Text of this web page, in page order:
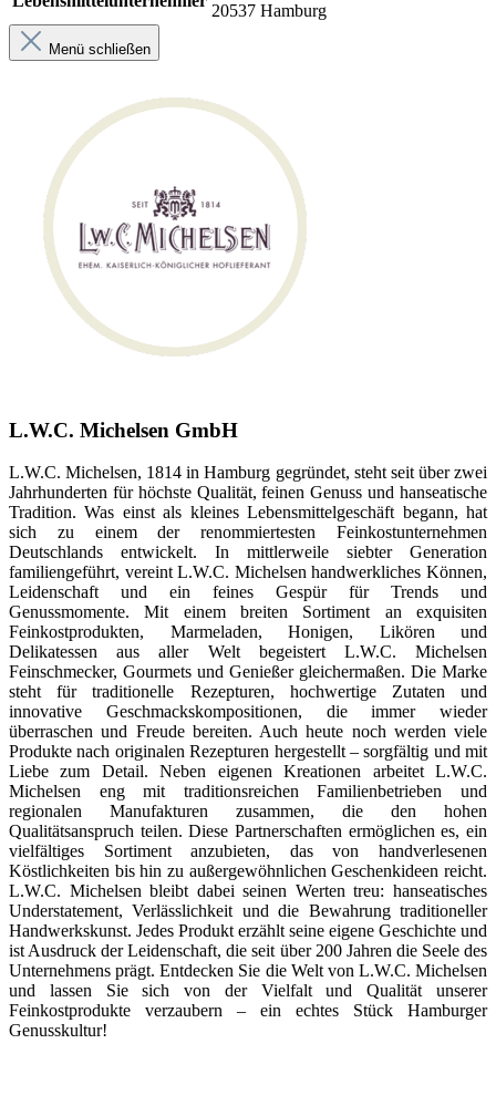
20537 Hamburg
Menü schließen
L.W.C. Michelsen GmbH
L.W.C. Michelsen, 1814 in Hamburg gegründet, steht seit über zwei
Jahrhunderten für höchste Qualität, feinen Genuss und hanseatische
Tradition. Was einst als kleines Lebensmittelgeschäft begann, hat
sich zu einem der renommiertesten Feinkostunternehmen
Deutschlands entwickelt. In mittlerweile siebter Generation
familiengeführt, vereint L.W.C. Michelsen handwerkliches Können,
Leidenschaft und ein feines Gespür für Trends und
Genussmomente. Mit einem breiten Sortiment an exquisiten
Feinkostprodukten, Marmeladen, Honigen, Likören und
Delikatessen aus aller Welt begeistert L.W.C. Michelsen
Feinschmecker, Gourmets und Genießer gleichermaßen. Die Marke
steht für traditionelle Rezepturen, hochwertige Zutaten und
innovative Geschmackskompositionen, die immer wieder
überraschen und Freude bereiten. Auch heute noch werden viele
Produkte nach originalen Rezepturen hergestellt – sorgfältig und mit
Liebe zum Detail. Neben eigenen Kreationen arbeitet L.W.C.
Michelsen eng mit traditionsreichen Familienbetrieben und
regionalen Manufakturen zusammen, die den hohen
Qualitätsanspruch teilen. Diese Partnerschaften ermöglichen es, ein
vielfältiges Sortiment anzubieten, das von handverlesenen
Köstlichkeiten bis hin zu außergewöhnlichen Geschenkideen reicht.
L.W.C. Michelsen bleibt dabei seinen Werten treu: hanseatisches
Understatement, Verlässlichkeit und die Bewahrung traditioneller
Handwerkskunst. Jedes Produkt erzählt seine eigene Geschichte und
ist Ausdruck der Leidenschaft, die seit über 200 Jahren die Seele des
Unternehmens prägt. Entdecken Sie die Welt von L.W.C. Michelsen
und lassen Sie sich von der Vielfalt und Qualität unserer
Feinkostprodukte verzaubern – ein echtes Stück Hamburger
Genusskultur!